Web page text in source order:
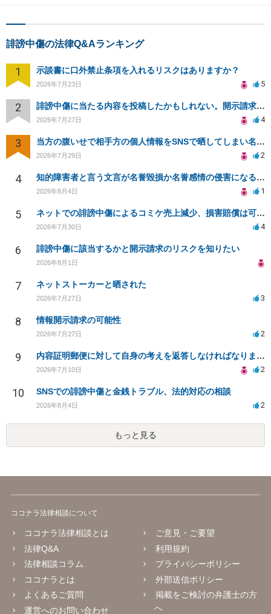
誹謗中傷の法律Q&Aランキング
1 示談書に口外禁止条項を入れるリスクはありますか？
2026年7月23日 5
2 誹謗中傷に当たる内容を投稿したかもしれない。開示請求や民事刑事裁判に発展しうるのか教えて欲しい。
2026年7月27日 4
3 当方の腹いせで相手方の個人情報をSNSで晒してしまい名誉毀損させてしまったかもしれない
2026年7月29日 2
4 知的障害者と言う文言が名誉毀損か名誉感情の侵害になるか教えてほしい。
2026年8月4日 1
5 ネットでの誹謗中傷によるコミケ売上減少、損害賠償は可能か？
2026年7月30日 4
6 誹謗中傷に該当するかと開示請求のリスクを知りたい
2026年8月1日
7 ネットストーカーと晒された
2026年7月27日 3
8 情報開示請求の可能性
2026年7月27日 2
9 内容証明郵便に対して自身の考えを返答しなければなりませんか？
2026年7月10日 2
10 SNSでの誹謗中傷と金銭トラブル、法的対応の相談
2026年8月4日 2
もっと見る
ココナラ法律相談について
ココナラ法律相談とは
法律Q&A
法律相談コラム
ココナラとは
よくあるご質問
運営へのお問い合わせ
ご意見・ご要望
利用規約
プライバシーポリシー
外部送信ポリシー
掲載をご検討の弁護士の方
へ